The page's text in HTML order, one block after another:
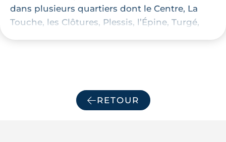
dans plusieurs quartiers dont le Centre, La
Touche, les Clôtures, Plessis, l’Épine, Turgé,
considérée comme tendue sur le marché
RETOUR